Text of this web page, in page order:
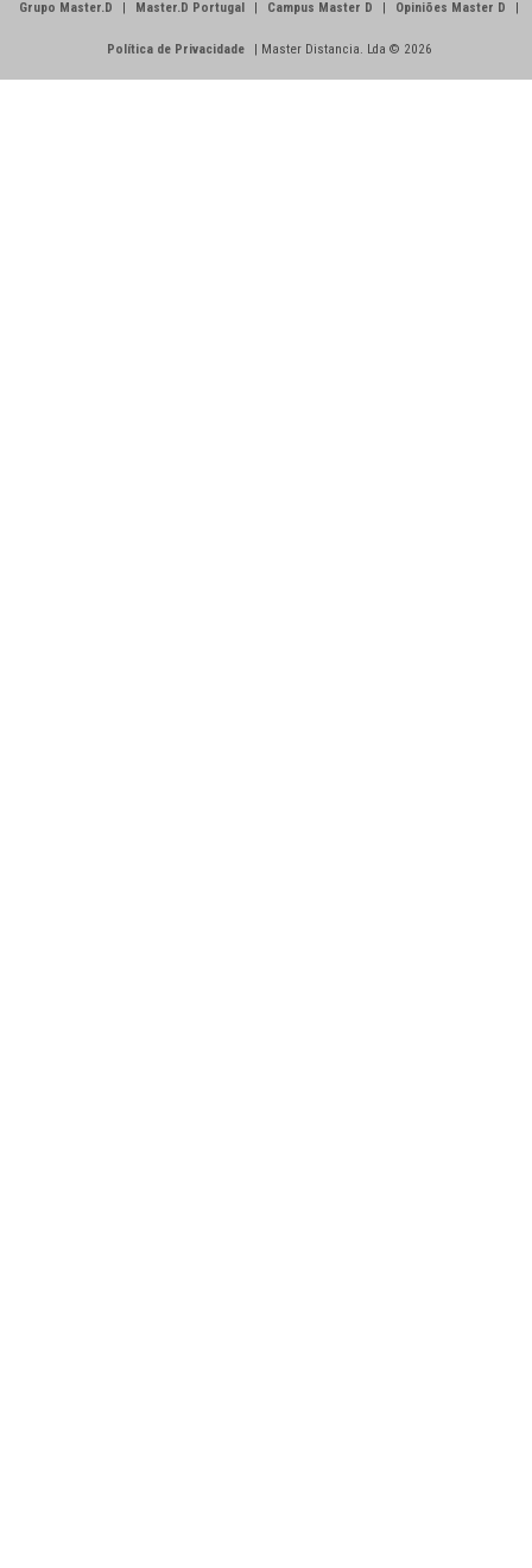
Grupo Master.D Master.D Portugal Campus Master D Opiniões Master D
Política de Privacidade Master Distancia. Lda © 2026